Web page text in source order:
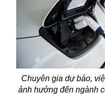
Chuyên gia dự báo,
ảnh hưởng đến ngành